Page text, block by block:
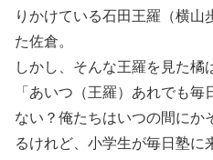
りかけている石田王羅（横山
た佐倉。
しかし、そんな王羅を見た橘
「あいつ（王羅）あれでも
ない？俺たちはいつの間にか
るけれど、小学生が毎日塾に